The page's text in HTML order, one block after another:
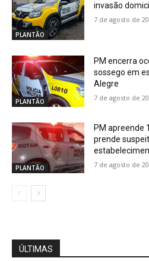
PLANTÃO
invasão
7 de agosto de
PLANTÃO
PM encerra
sossego em
Alegre
7 de agosto de
PLANTÃO
PM apreende
prende
7 de agosto de
ÚLTIMAS